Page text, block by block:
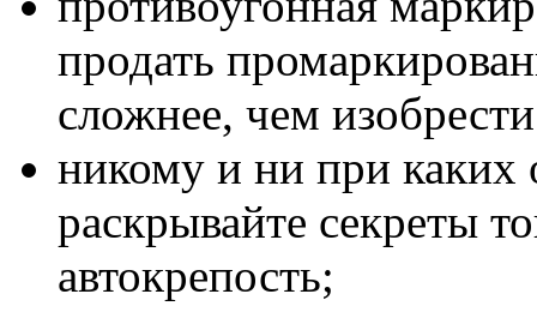
продать
сложнее, чем
никому и ни при каких
раскрывайте секреты
автокрепость;